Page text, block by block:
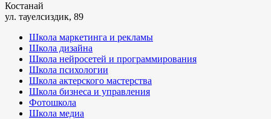
Костанай
ул. тауелсиздик, 89
Школа маркетинга и рекламы
Школа дизайна
Школа нейросетей и программирования
Школа психологии
Школа актерского мастерства
Школа бизнеса и управления
Фотошкола
Школа медиа